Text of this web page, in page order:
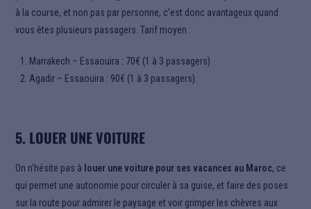
à la course, et non pas par personne, c’est donc avantageux quand
vous êtes plusieurs passagers. Tarif moyen :
Marrakech – Essaouira : 70€ (1 à 3 passagers)
Agadir – Essaouira : 90€ (1 à 3 passagers).
5. LOUER UNE VOITURE
On n’hésite pas à louer une voiture pour ses vacances au Maroc, ce
qui permet une autonomie pour circuler à sa guise, et faire des poses
sur la route pour admirer le paysage et voir grimper les chèvres aux